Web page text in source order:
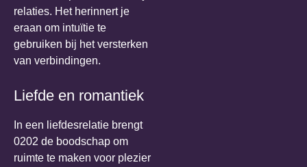
relaties. Het herinnert je
eraan om intuïtie te
gebruiken bij het versterken
van verbindingen.
Liefde en romantiek
In een liefdesrelatie brengt
0202 de boodschap om
ruimte te maken voor plezier